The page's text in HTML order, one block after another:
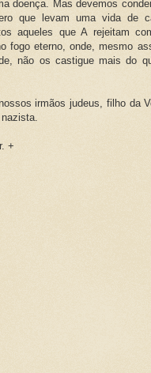
doença. Mas devemos
que levam uma vida de
aqueles que A rejeitam
fogo eterno, onde, mesmo
não os castigue mais do
irmãos judeus, filho da
+